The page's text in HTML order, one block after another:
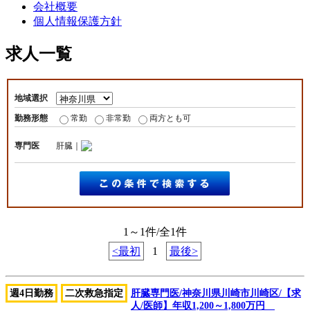
会社概要
個人情報保護方針
求人一覧
地域選択
勤務形態 常勤 非常勤 両方とも可
専門医 肝臓｜
1～1件/全1件
<最初
1 最後>
週4日勤務 二次救急指定
肝臓専門医/神奈川県川崎市川崎区/【求
人/医師】年収1,200～1,800万円